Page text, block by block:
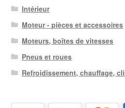
Intérieur
Moteur - pièces et accessoires
Moteurs, boîtes de vitesses
Pneus et roues
Refroidissement, chauffage,